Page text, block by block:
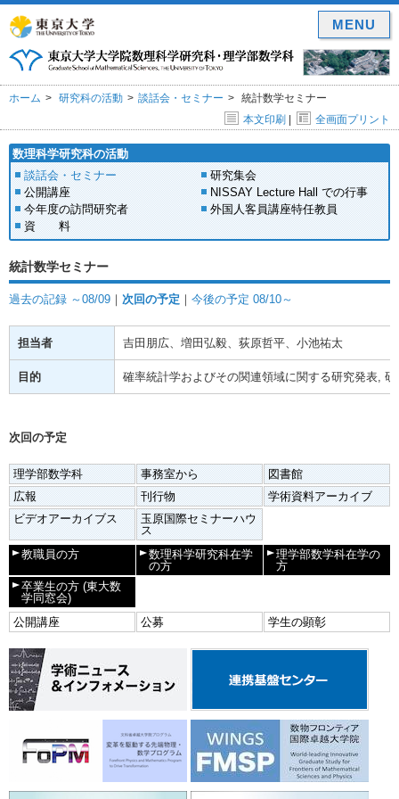
ホーム 研究科の活動 談話会・セミナー
統計数学セミナー
本文印刷 | 全画面プリント
数理科学研究科の活動
談話会・セミナー
研究集会
公開講座
NISSAY Lecture Hall での行事
今年度の訪問研究者
外国人客員講座特任教員
資 料
統計数学セミナー
過去の記録 ～08/09 ｜ 次回の予定 ｜ 今後の予定 08/10～
担当者 吉田朋広、増田弘毅、荻原哲平、小池祐太
目的 確率統計学およびその関連領域に関する研究発表,
次回の予定
理学部数学科 事務室から
図書館
広報
刊行物
学術資料アーカイブ
ビデオアーカイブス
玉原国際セミナーハウ
ス
教職員の方
数理科学研究科在学
の方
理学部数学科在学の
方
卒業生の方 (東大数
学同窓会)
公開講座
公募 学生の顕彰
MENU